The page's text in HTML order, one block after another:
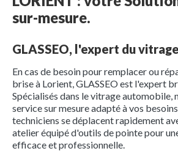
sur-mesure.
GLASSEO, l'expert du
En cas de besoin pour remplacer ou
brise à Lorient, GLASSEO est l'expert
Spécialisés dans le vitrage automobile,
service sur mesure adapté à vos
techniciens se déplacent rapidement
atelier équipé d'outils de pointe pour
efficace et professionnelle.